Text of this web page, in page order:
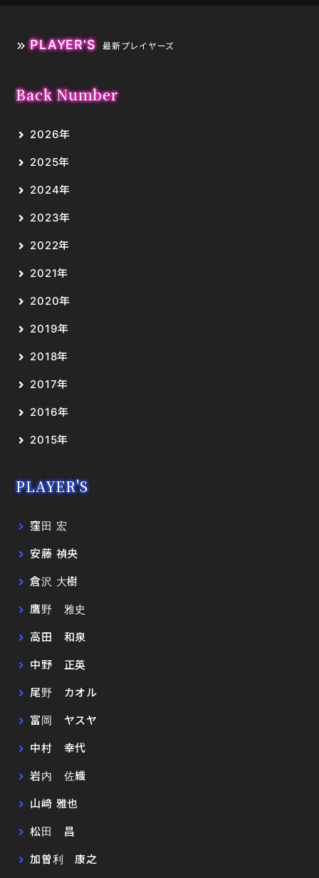
PLAYER'S 最新プレイヤーズ
Back Number
2026年
2025年
2024年
2023年
2022年
2021年
2020年
2019年
2018年
2017年
2016年
2015年
PLAYER'S
窪田 宏
安藤 禎央
倉沢 大樹
鷹野 雅史
高田 和泉
中野 正英
尾野 カオル
富岡 ヤスヤ
中村 幸代
岩内 佐織
山﨑 雅也
松田 昌
加曽利 康之